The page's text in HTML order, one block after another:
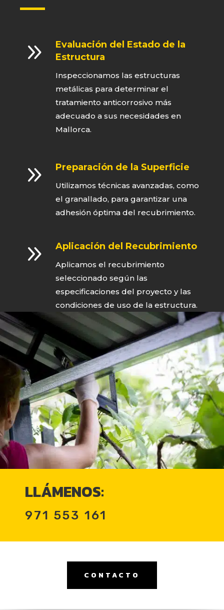
9
Evaluación del Estado de la
Estructura
Inspeccionamos las estructuras
metálicas para determinar el
tratamiento anticorrosivo más
adecuado a sus necesidades en
Mallorca.
9 Preparación de la Superficie
Utilizamos técnicas avanzadas, como
el granallado, para garantizar una
adhesión óptima del recubrimiento.
9 Aplicación del Recubrimiento
Aplicamos el recubrimiento
seleccionado según las
especificaciones del proyecto y las
condiciones de uso de la estructura.
LLÁMENOS:
971 553 161
CONTACTO